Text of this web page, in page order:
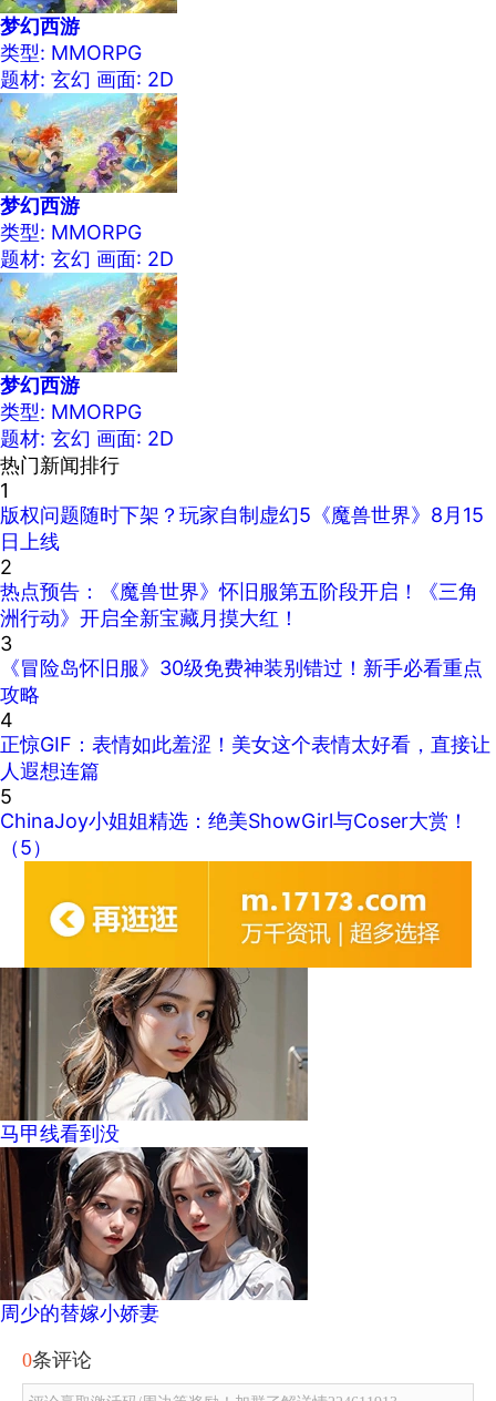
梦幻西游
类型: MMORPG
题材: 玄幻 画面: 2D
梦幻西游
类型: MMORPG
题材: 玄幻 画面: 2D
梦幻西游
类型: MMORPG
题材: 玄幻 画面: 2D
热门新闻排行
1
版权问题随时下架？玩家自制虚幻5《魔兽世界》8月15
日上线
2
热点预告：《魔兽世界》怀旧服第五阶段开启！《三角
洲行动》开启全新宝藏月摸大红！
3
《冒险岛怀旧服》30级免费神装别错过！新手必看重点
攻略
4
正惊GIF：表情如此羞涩！美女这个表情太好看，直接让
人遐想连篇
5
ChinaJoy小姐姐精选：绝美ShowGirl与Coser大赏！
（5）
马甲线看到没
周少的替嫁小娇妻
0条评论